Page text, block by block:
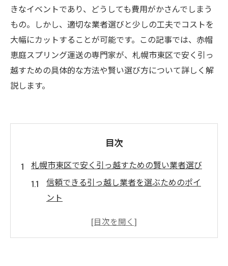
きなイベントであり、どうしても費用がかさんでしまう
もの。しかし、適切な業者選びと少しの工夫でコストを
大幅にカットすることが可能です。この記事では、赤帽
恵庭スプリング運送の専門家が、札幌市東区で安く引っ
越すための具体的な方法や賢い選び方について詳しく解
説します。
目次
札幌市東区で安く引っ越すための賢い業者選び
信頼できる引っ越し業者を選ぶためのポイ
ント
見積もり比較で安い業者を見つけるコツ